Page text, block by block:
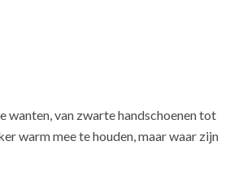
wanten, van zwarte handschoenen tot
warm mee te houden, maar waar zijn